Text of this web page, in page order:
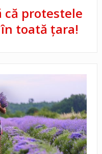
protestele
toată ţara!